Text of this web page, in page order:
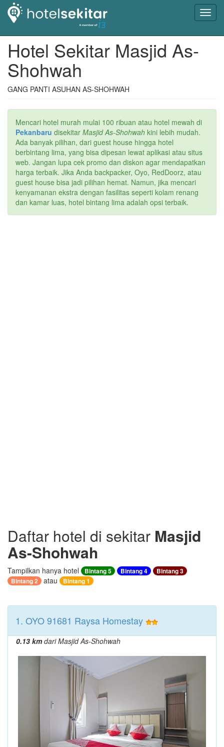
Hotel Sekitar Masjid As-
Shohwah
GANG PANTI ASUHAN AS-SHOHWAH
Mencari hotel murah mulai 100 ribuan atau hotel mewah di
Pekanbaru disekitar Masjid As-Shohwah kini lebih mudah.
Ada banyak pilihan, dari guest house hingga hotel
berbintang lima, yang bisa dipesan lewat aplikasi atau situs
web. Jangan lupa cek promo dan diskon agar mendapatkan
harga terbaik. Jika Anda backpacker, Oyo, RedDoorz, atau
guest house bisa jadi pilihan hemat. Namun, jika mencari
kenyamanan ekstra dengan fasilitas seperti kolam renang
dan kamar luas, hotel bintang lima adalah opsi terbaik.
Daftar hotel di sekitar Masjid
As-Shohwah
Tampilkan hanya hotel Bintang 5 Bintang 4
Bintang 3
Bintang 2
atau Bintang 1
1. OYO 91681 Raysa Homestay
0.13 kmdari Masjid As-Shohwah